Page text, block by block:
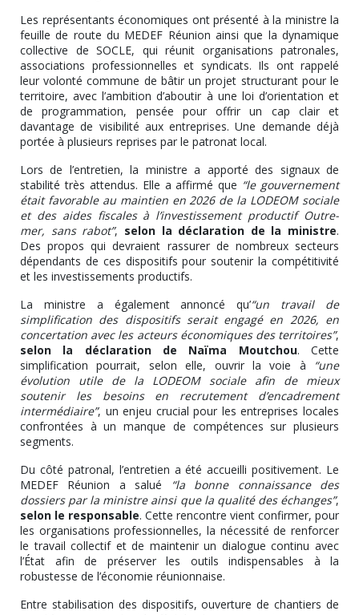
Les représentants économiques ont présenté à la ministre la
feuille de route du MEDEF Réunion ainsi que la dynamique
collective de SOCLE, qui réunit organisations patronales,
associations professionnelles et syndicats. Ils ont rappelé
leur volonté commune de bâtir un projet structurant pour le
territoire, avec l’ambition d’aboutir à une loi d’orientation et
de programmation, pensée pour offrir un cap clair et
davantage de visibilité aux entreprises. Une demande déjà
portée à plusieurs reprises par le patronat local.
Lors de l’entretien, la ministre a apporté des signaux de
stabilité très attendus. Elle a affirmé que “le gouvernement
était favorable au maintien en 2026 de la LODEOM sociale
et des aides fiscales à l’investissement productif Outre-
mer, sans rabot”, selon la déclaration de la ministre.
Des propos qui devraient rassurer de nombreux secteurs
dépendants de ces dispositifs pour soutenir la compétitivité
et les investissements productifs.
La ministre a également annoncé qu’“un travail de
simplification des dispositifs serait engagé en 2026, en
concertation avec les acteurs économiques des territoires”,
selon la déclaration de Naïma Moutchou. Cette
simplification pourrait, selon elle, ouvrir la voie à
“une
évolution utile de la LODEOM sociale afin de mieux
soutenir les besoins en recrutement d’encadrement
intermédiaire”, un enjeu crucial pour les entreprises locales
confrontées à un manque de compétences sur plusieurs
segments.
Du côté patronal, l’entretien a été accueilli positivement. Le
MEDEF Réunion a salué
“la bonne connaissance des
dossiers par la ministre ainsi que la qualité des échanges”,
selon le responsable. Cette rencontre vient confirmer, pour
les organisations professionnelles, la nécessité de renforcer
le travail collectif et de maintenir un dialogue continu avec
l’État afin de préserver les outils indispensables à la
robustesse de l’économie réunionnaise.
Entre stabilisation des dispositifs, ouverture de chantiers de